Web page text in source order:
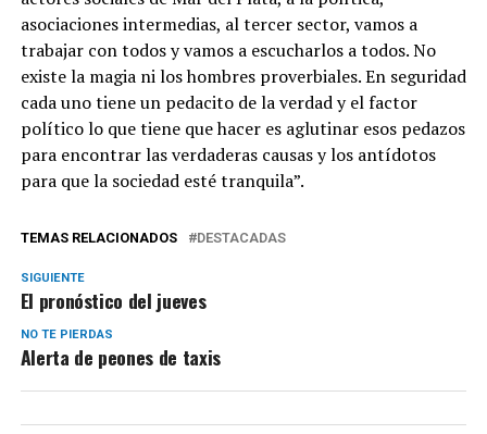
asociaciones intermedias, al tercer sector, vamos a
trabajar con todos y vamos a escucharlos a todos. No
existe la magia ni los hombres proverbiales. En seguridad
cada uno tiene un pedacito de la verdad y el factor
político lo que tiene que hacer es aglutinar esos pedazos
para encontrar las verdaderas causas y los antídotos
para que la sociedad esté tranquila”.
TEMAS RELACIONADOS DESTACADAS
SIGUIENTE
El pronóstico del jueves
NO TE PIERDAS
Alerta de peones de taxis